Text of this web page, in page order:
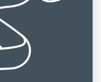
zu einem